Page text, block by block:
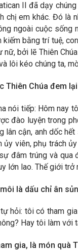
II đã dạy
chị em khác. Đó là
ngoài cuộc sống
bằng trí tuệ,
nữ, bởi lẽ Thiên
lôi kéo chúng ta,
Thiên Chúa đem
nói tiếp: Hôm nay
đào luyện trong
lân cận, anh dốc
ủy viên, phụ trách
đâm trúng và qua
lớn lao. Thế giới
là dấu chỉ ân
hỏi: tôi có tham
Hay tôi làm
gia, là món quà